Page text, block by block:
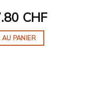
CHF
AU PANIER